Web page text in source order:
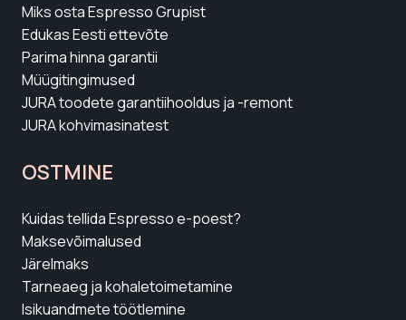
Miks osta Espresso Grupist
Edukas Eesti ettevõte
Parima hinna garantii
Müügitingimused
JURA toodete garantiihooldus ja -remont
JURA kohvimasinatest
OSTMINE
Kuidas tellida Espresso e-poest?
Maksevõimalused
Järelmaks
Tarneaeg ja kohaletoimetamine
Isikuandmete töötlemine